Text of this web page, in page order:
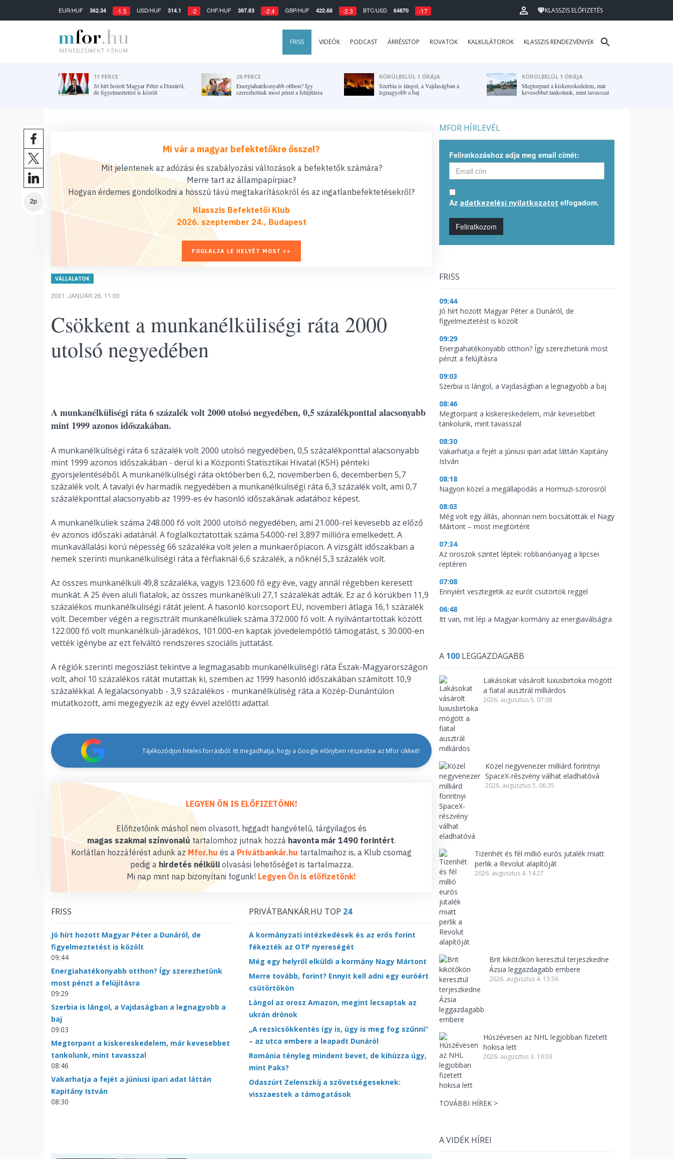
EUR/HUF 362.34 -1.5 USD/HUF 314.1 -2 CHF/HUF 387.83 -2.4 GBP/HUF 422.68 -2.3 BTC/USD 64870 -17 KLASSZIS ELŐFIZETÉS
FRISS VIDEÓK PODCAST ÁRRÉSSTOP ROVATOK KALKULÁTOROK KLASSZIS RENDEZVÉNYEK
11 PERCE
Jó hírt hozott Magyar Péter a Dunáról,
de figyelmeztetést is közölt
26 PERCE
Energiahatékonyabb otthon? Így
szerezhetünk most pénzt a felújításra
KÖRÜLBELÜL 1 ÓRÁJA
Szerbia is lángol, a Vajdaságban a
legnagyobb a baj
KÖRÜLBELÜL 1 ÓRÁJA
Megtorpant a kiskereskedelem, már
kevesebbet tankolunk, mint tavasszal
2p
Mi vár a magyar befektetőkre ősszel?
Mit jelentenek az adózási és szabályozási változások a befektetők számára?
Merre tart az állampapírpiac?
Hogyan érdemes gondolkodni a hosszú távú megtakarításokról és az ingatlanbefektetésekről?
Klasszis Befektetői Klub
2026. szeptember 24., Budapest
FOGLALJA LE HELYÉT MOST >>
VÁLLALATOK
2001. JANUÁR 26. 11:00
Csökkent a munkanélküliségi ráta 2000
utolsó negyedében
A munkanélküliségi ráta 6 százalék volt 2000 utolsó negyedében, 0,5 százalékponttal alacsonyabb
mint 1999 azonos időszakában.
A munkanélküliségi ráta 6 százalék volt 2000 utolsó negyedében, 0,5 százalékponttal alacsonyabb
mint 1999 azonos időszakában - derül ki a Központi Statisztikai Hivatal (KSH) pénteki
gyorsjelentéséből. A munkanélküliségi ráta októberben 6,2, novemberben 6, decemberben 5,7
százalék volt. A tavalyi év harmadik negyedében a munkanélküliségi ráta 6,3 százalék volt, ami 0,7
százalékponttal alacsonyabb az 1999-es év hasonló időszakának adatához képest.
A munkanélküliek száma 248.000 fő volt 2000 utolsó negyedében, ami 21.000-rel kevesebb az előző
év azonos időszaki adatánál. A foglalkoztatottak száma 54.000-rel 3,897 millióra emelkedett. A
munkavállalási korú népesség 66 százaléka volt jelen a munkaerőpiacon. A vizsgált időszakban a
nemek szerinti munkanélküliségi ráta a férfiaknál 6,6 százalék, a nőknél 5,3 százalék volt.
Az összes munkanélküli 49,8 százaléka, vagyis 123.600 fő egy éve, vagy annál régebben keresett
munkát. A 25 éven aluli fiatalok, az összes munkanélküli 27,1 százalékát adták. Ez az ő körükben 11,9
százalékos munkanélküliségi rátát jelent. A hasonló korcsoport EU, novemberi átlaga 16,1 százalék
volt. December végén a regisztrált munkanélküliek száma 372.000 fő volt. A nyilvántartottak között
122.000 fő volt munkanélküli-járadékos, 101.000-en kaptak jövedelempótló támogatást, s 30.000-en
vették igénybe az ezt felváltó rendszeres szociális juttatást.
A régiók szerinti megoszlást tekintve a legmagasabb munkanélküliségi ráta Észak-Magyarországon
volt, ahol 10 százalékos rátát mutattak ki, szemben az 1999 hasonló időszakában számított 10,9
százalékkal. A legalacsonyabb - 3,9 százalékos - munkanélküliség ráta a Közép-Dunántúlon
mutatkozott, ami megegyezik az egy évvel azelőtti adattal.
Tájékozódjon hiteles forrásból: itt megadhatja, hogy a Google előnyben részesítse az Mfor cikkeit!
LEGYEN ÖN IS ELŐFIZETŐNK!
Előfizetőink máshol nem olvasott, higgadt hangvételű, tárgyilagos és
magas szakmai színvonalú tartalomhoz jutnak hozzá havonta már 1490 forintért.
Korlátlan hozzáférést adunk az Mfor.hu és a Privátbankár.hu tartalmaihoz is, a Klub csomag
pedig ahirdetés nélküliolvasási lehetőséget is tartalmazza.
Mi nap mint nap bizonyítani fogunk! Legyen Ön is előfizetőnk!
FRISS
Jó hírt hozott Magyar Péter a Dunáról, de
figyelmeztetést is közölt
09:44
Energiahatékonyabb otthon? Így szerezhetünk
most pénzt a felújításra
09:29
Szerbia is lángol, a Vajdaságban a legnagyobb a
baj
09:03
Megtorpant a kiskereskedelem, már kevesebbet
tankolunk, mint tavasszal
08:46
Vakarhatja a fejét a júniusi ipari adat láttán
Kapitány István
08:30
PRIVÁTBANKÁR.HU TOP 24
A kormányzati intézkedések és az erős forint
fékezték az OTP nyereségét
Még egy helyről elküldi a kormány Nagy Mártont
Merre tovább, forint? Ennyit kell adni egy euróért
csütörtökön
Lángol az orosz Amazon, megint lecsaptak az
ukrán drónok
„A rezsicsökkentés így is, úgy is meg fog szűnni”
– az utca embere a leapadt Dunáról
Románia tényleg mindent bevet, de kihúzza úgy,
mint Paks?
Odaszúrt Zelenszkij a szövetségeseknek:
visszaestek a támogatások
MFOR HÍRLEVÉL
Feliratkozáshoz adja meg email címét:
Az adatkezelési nyilatkozatot elfogadom.
Feliratkozom
FRISS
09:44
Jó hírt hozott Magyar Péter a Dunáról, de
figyelmeztetést is közölt
09:29
Energiahatékonyabb otthon? Így szerezhetünk most
pénzt a felújításra
09:03
Szerbia is lángol, a Vajdaságban a legnagyobb a baj
08:46
Megtorpant a kiskereskedelem, már kevesebbet
tankolunk, mint tavasszal
08:30
Vakarhatja a fejét a júniusi ipari adat láttán Kapitány
István
08:18
Nagyon közel a megállapodás a Hormuzi-szorosról
08:03
Még volt egy állás, ahonnan nem bocsátották el Nagy
Mártont – most megtörtént
07:34
Az oroszok szintet léptek: robbanóanyag a lipcsei
reptéren
07:08
Ennyiért vesztegetik az eurót csütörtök reggel
06:48
Itt van, mit lép a Magyar-kormány az energiaválságra
A 100 LEGGAZDAGABB
Lakásokat vásárolt luxusbirtoka mögött
a fiatal ausztrál milliárdos
2026. augusztus 5. 07:08
Közel negyvenezer milliárd forintnyi
SpaceX-részvény válhat eladhatóvá
2026. augusztus 5. 06:35
Tizenhét és fél millió eurós jutalék miatt
perlik a Revolut alapítóját
2026. augusztus 4. 14:27
Brit kikötőkön keresztül terjeszkedne
Ázsia leggazdagabb embere
2026. augusztus 4. 13:56
Húszévesen az NHL legjobban fizetett
hokisa lett
2026. augusztus 3. 10:03
TOVÁBBI HÍREK >
A VIDÉK HÍREI